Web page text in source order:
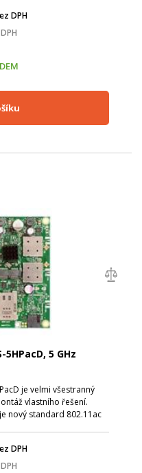
DPH
5HPacD, 5 GHz
je velmi všestranný
vlastního řešení.
nový standard 802.11ac
DPH